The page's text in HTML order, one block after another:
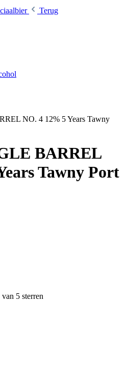
Terug
NO. 4 12% 5 Years Tawny
BARREL
Tawny Port
5 sterren